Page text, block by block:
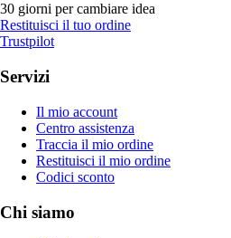
30 giorni per cambiare idea
Restituisci il tuo ordine
Trustpilot
Servizi
Il mio account
Centro assistenza
Traccia il mio ordine
Restituisci il mio ordine
Codici sconto
Chi siamo